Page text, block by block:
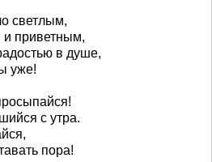
светлым,
приветным,
в душе,
уже!
с утра.
пора!